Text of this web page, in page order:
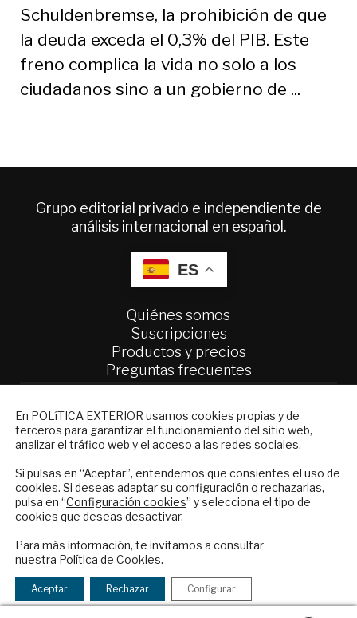
Schuldenbremse, la prohibición de que
la deuda exceda el 0,3% del PIB. Este
freno complica la vida no solo a los
ciudadanos sino a un gobierno de ...
Grupo editorial privado e independiente de
análisis internacional en español.
ES
Quiénes somos
Suscripciones
Productos y precios
Preguntas frecuentes
Condiciones generales de contratación
Colaboraciones
Publicidad
Política Exterior
Informe Semanal de Política Exterior
© 2026 - Fundación Análisis de Política
Exterior. Todos los derechos reservados
Legal
Política de Privacidad y de Cookies
En POLíTICA EXTERIOR usamos cookies propias y de
terceros para garantizar el funcionamiento del sitio web,
analizar el tráfico web y el acceso a las redes sociales.
Si pulsas en “Aceptar”, entendemos que consientes el uso de
cookies. Si deseas adaptar su configuración o rechazarlas,
pulsa en “Configuración cookies” y selecciona el tipo de
cookies que deseas desactivar.
Para más información, te invitamos a consultar
nuestra Política de Cookies.
Aceptar Rechazar Configurar
NEWSLETTER
Suscríbase a nuestro boletín electrónico y
reciba en su correo el mejor análisis
internacional en español.
Checkbox
acepto
la
política de privacidad